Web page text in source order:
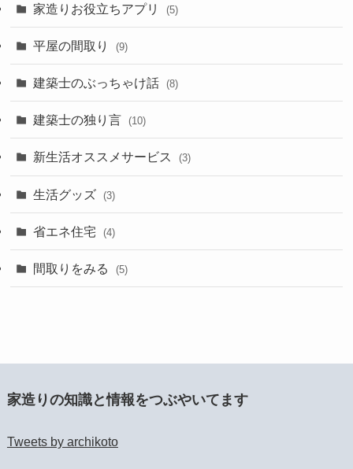
家造りお役立ちアプリ (5)
平屋の間取り (9)
建築士のぶっちゃけ話 (8)
建築士の独り言 (10)
新生活オススメサービス (3)
生活グッズ (3)
省エネ住宅 (4)
間取りをみる (5)
家造りの知識と情報をつぶやいてます
Tweets by archikoto